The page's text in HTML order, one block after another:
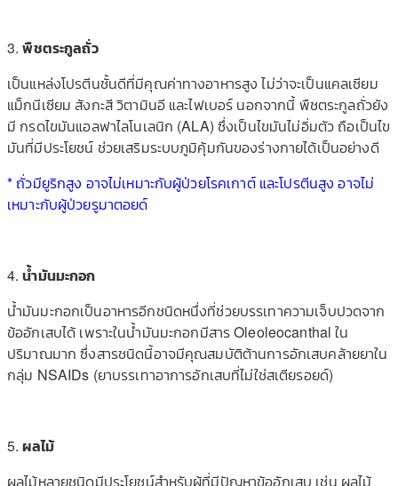
3.พืชตระกูลถั่ว
เป็นแหล่งโปรตีนชั้นดีที่มีคุณค่าทางอาหารสูง ไม่ว่าจะเป็นแคลเซียม
แม็กนีเซียม สังกะสี วิตามินอี และไฟเบอร์ นอกจากนี้ พืชตระกูลถั่วยัง
มี กรดไขมันแอลฟาไลโนเลนิก (ALA) ซึ่งเป็นไขมันไม่อิ่มตัว ถือเป็นไข
มันที่มีประโยชน์ ช่วยเสริมระบบภูมิคุ้มกันของร่างกายได้เป็นอย่างดี
* ถั่วมียูริกสูง อาจไม่เหมาะกับผู้ป่วยโรคเกาต์ และโปรตีนสูง อาจไม่
เหมาะกับผู้ป่วยรูมาตอยด์
4.น้ำมันมะกอก
น้ำมันมะกอกเป็นอาหารอีกชนิดหนึ่งที่ช่วยบรรเทาความเจ็บปวดจาก
ข้ออักเสบได้ เพราะในน้ำมันมะกอกมีสาร Oleoleocanthal ใน
ปริมาณมาก ซึ่งสารชนิดนี้อาจมีคุณสมบัติต้านการอักเสบคล้ายยาใน
กลุ่ม NSAIDs (ยาบรรเทาอาการอักเสบที่ไม่ใช่สเตียรอยด์)
5.ผลไม้
ผลไม้หลายชนิดมีประโยชน์สำหรับผู้ที่มีปัญหาข้ออักเสบ เช่น ผลไม้